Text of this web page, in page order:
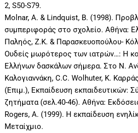
2, S50-S79.
Molnar, A. & Lindquist, B. (1998).
συμπεριφοράς στο σχολείο. Αθήνα:
Παληός, Ζ.Κ. & Παρασκευοπούλου-
Ουδείς μωρότερος των ιατρών…: Η
Ελλήνων δασκάλων σήμερα. Στο Ν.
Καλογιαννάκη, C.C. Wolhuter, Κ.
(Επιμ.), Εκπαίδευση εκπαιδευτικών:
ζητήματα (σελ.40-46). Αθήνα:
Rogers, A. (1999). Η εκπαίδευση
Μεταίχμιο.